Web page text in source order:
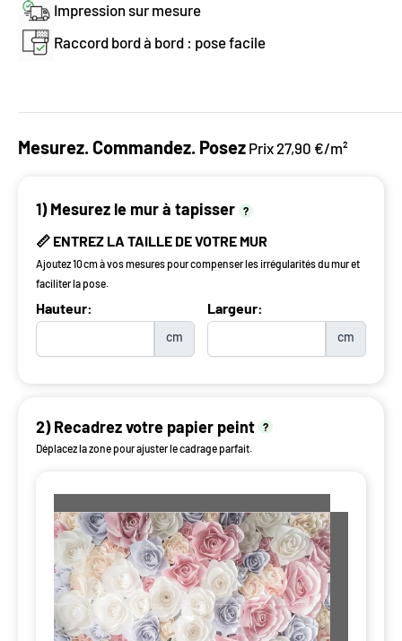
Impression sur mesure
Raccord bord à bord : pose facile
Mesurez. Commandez. Posez Prix 27,90 €/m²
1) Mesurez le mur à tapisser ?
📏 ENTREZ LA TAILLE DE VOTRE MUR
Ajoutez 10 cm à vos mesures pour compenser les irrégularités du mur et
faciliter la pose.
Hauteur:
cm
Largeur:
cm
2) Recadrez votre papier peint
?
Déplacez la zone pour ajuster le cadrage parfait.